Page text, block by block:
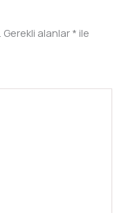
Gerekli alanlar * ile